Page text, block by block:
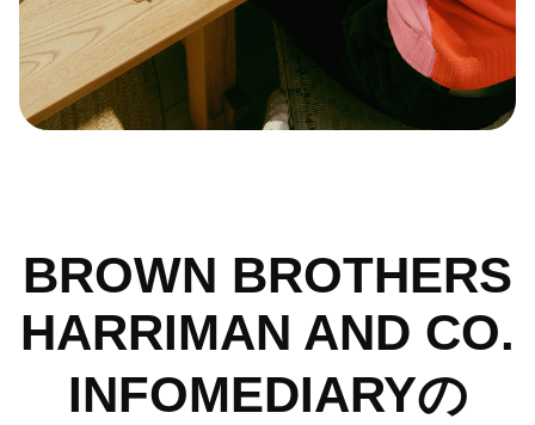
BROWN BROTHERS
HARRIMAN AND CO.
INFOMEDIARYの